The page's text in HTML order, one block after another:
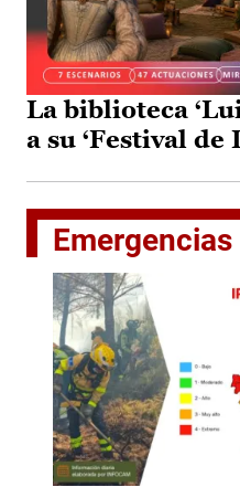
La biblioteca
a su ‘Festival de
Emergencias